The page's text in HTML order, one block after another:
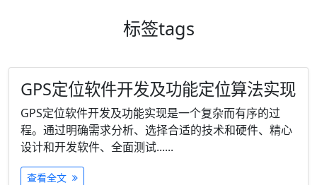
标签tags
GPS定位软件开发及功能定位算法实现
GPS定位软件开发及功能实现是一个复杂而有序的过
程。通过明确需求分析、选择合适的技术和硬件、精心
设计和开发软件、全面测试......
查看全文